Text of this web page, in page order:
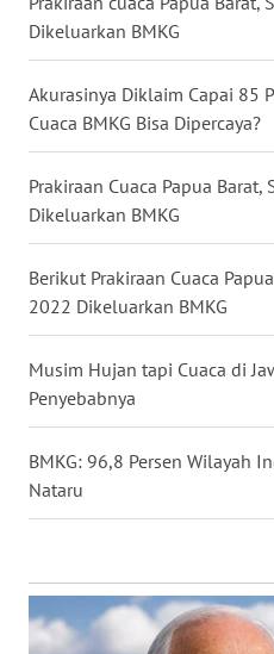
Dikeluarkan BMKG
Akurasinya Diklaim Capai 85
Cuaca BMKG Bisa Dipercaya?
Prakiraan Cuaca Papua
Dikeluarkan BMKG
Berikut Prakiraan Cuaca
2022 Dikeluarkan BMKG
Musim Hujan tapi Cuaca di
Penyebabnya
BMKG: 96,8 Persen Wilayah
Nataru
WN
WN
JATIM
WN
BALI
WN
KALBAR
WN
KALTENG
WN
KALTARA